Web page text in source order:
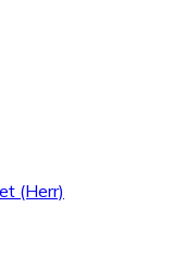
(Herr)